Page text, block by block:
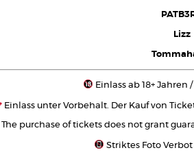
Lizz
Einlass ab 18+ Jahren
Einlass unter Vorbehalt. Der Kauf von
The purchase of tickets does not grant
Striktes Foto